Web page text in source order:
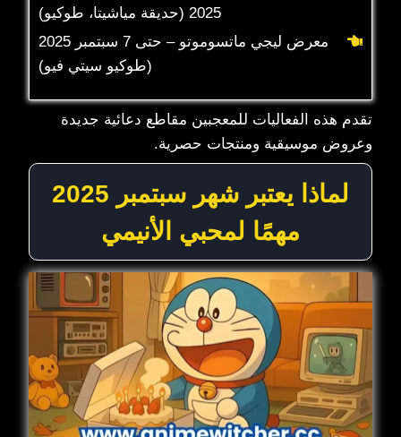
2025 (حديقة مياشيتا، طوكيو)
معرض ليجي ماتسوموتو – حتى 7 سبتمبر 2025
(طوكيو سيتي فيو)
تقدم هذه الفعاليات للمعجبين مقاطع دعائية جديدة
وعروض موسيقية ومنتجات حصرية.
لماذا يعتبر شهر سبتمبر 2025
مهمًا لمحبي الأنيمي